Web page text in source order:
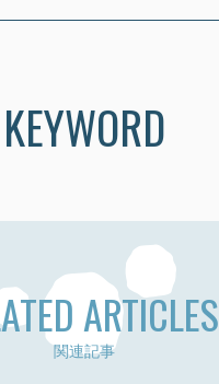
KEYWORD
ARTICLES
関連記事